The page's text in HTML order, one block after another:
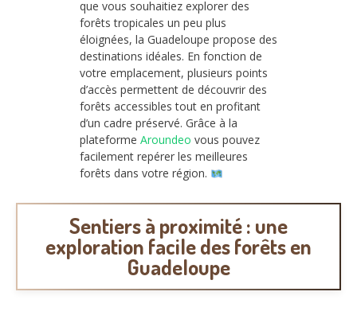
que vous souhaitiez explorer des
forêts tropicales un peu plus
éloignées, la Guadeloupe propose des
destinations idéales. En fonction de
votre emplacement, plusieurs points
d’accès permettent de découvrir des
forêts accessibles tout en profitant
d’un cadre préservé. Grâce à la
plateforme Aroundeo vous pouvez
facilement repérer les meilleures
forêts dans votre région.
Sentiers à proximité : une
exploration facile des forêts en
Guadeloupe